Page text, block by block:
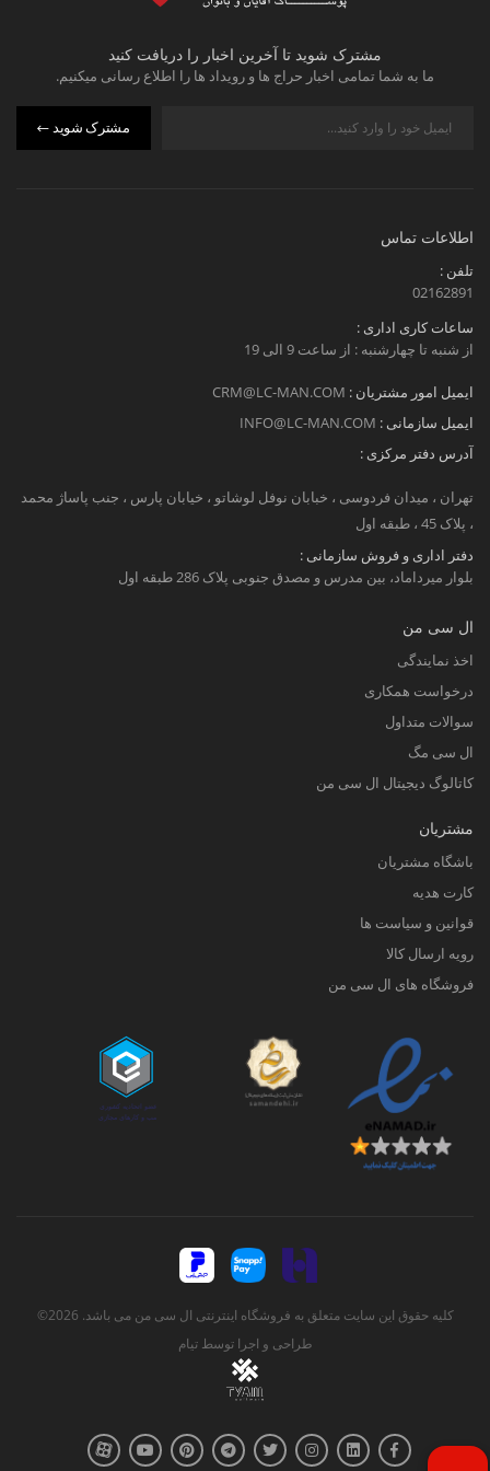
مشترک شوید تا آخرین اخبار را دریافت کنید
ما به شما تمامی اخبار حراج ها و رویداد ها را اطلاع رسانی میکنیم.
مشترک شوید
اطلاعات تماس
تلفن :
02162891
ساعات کاری اداری :
از شنبه تا چهارشنبه : از ساعت 9 الی 19
ایمیل امور مشتریان : CRM@LC-MAN.COM
ایمیل سازمانی : INFO@LC-MAN.COM
آدرس دفتر مرکزی :
تهران ، میدان فردوسی ، خبابان نوفل لوشاتو ، خیابان پارس ، جنب پاساژ محمد
، پلاک 45 ، طبقه اول
دفتر اداری و فروش سازمانی :
بلوار میرداماد، بین مدرس و مصدق جنوبی پلاک 286 طبقه اول
ال سی من
اخذ نمایندگی
درخواست همکاری
سوالات متداول
ال سی مگ
کاتالوگ دیجیتال ال سی من
مشتریان
باشگاه مشتریان
کارت هدیه
قوانین و سیاست ها
رویه ارسال کالا
فروشگاه های ال سی من
کلیه حقوق این سایت متعلق به فروشگاه اینترنتی ال سی من می باشد. 2026©
طراحی و اجرا توسطتیام